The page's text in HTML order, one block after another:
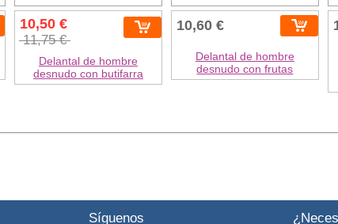
10,50 €
11,75 €
Delantal de hombre
desnudo con butifarra
10,60 €
Delantal de hombre
desnudo con frutas
Síguenos